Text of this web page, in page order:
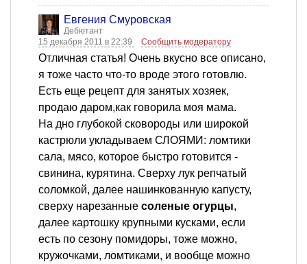
Евгения Смуровская
Дебютант
15 декабря 2011 в 22:39
Сообщить модератору
Отличная статья! Очень вкусно все описано,
я тоже часто что-то вроде этого готовлю.
Есть еще рецепт для занятых хозяек,
продаю даром,как говорила моя мама.
На дно глубокой сковороды или широкой
кастрюли укладываем СЛОЯМИ: ломтики
сала, мясо, которое быстро готовится -
свинина, курятина. Сверху лук репчатый
соломкой, далее нашинкованную капусту,
сверху нарезанные соленые огурцы,
далее картошку крупными кусками, если
есть по сезону помидоры, тоже можно,
кружочками, ломтиками, и вообще можно